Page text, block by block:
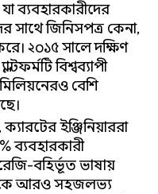
ব্যবহারকারীদের
সাথে জিনিসপত্র কেনা,
২০১৫ সালে দক্ষিণ
বিশ্বব্যাপী
বেশি
ইঞ্জিনিয়াররা
ব্যবহারকারী
বহির্ভূত ভাষায়
আরও সহজলভ্য